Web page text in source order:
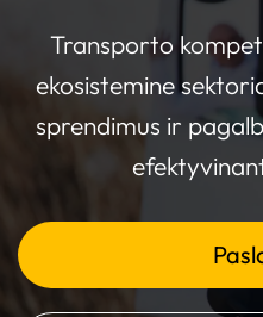
Transporto
ekosistemine
sprendimus ir